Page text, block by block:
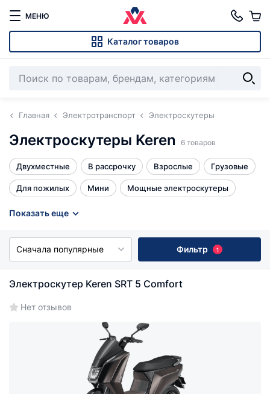
МЕНЮ
Каталог товаров
Главная Электротранспорт Электроскутеры
Электроскутеры Keren 6 товаров
Двухместные В рассрочку Взрослые Грузовые
Для пожилых Мини Мощные электроскутеры
Права не нужны
Показать еще
Сначала популярные Фильтр 1
Электроскутер Keren SRT 5 Comfort
Нет отзывов